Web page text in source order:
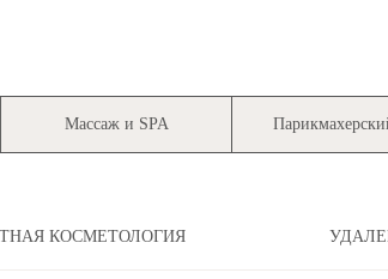
Массаж и SPA
КОСМЕТОЛОГИЯ